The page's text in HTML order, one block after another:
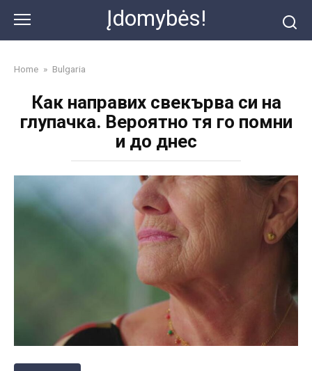
content
Įdomybės!
Home » Bulgaria
Как направих свекърва си на
глупачка. Вероятно тя го помни
и до днес